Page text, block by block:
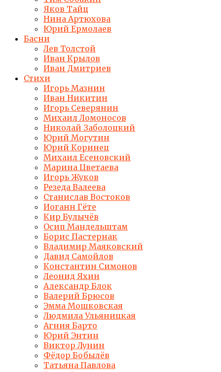
Яков Тайц
Нина Артюхова
Юрий Ермолаев
Басни
Лев Толстой
Иван Крылов
Иван Дмитриев
Стихи
Игорь Мазнин
Иван Никитин
Игорь Северянин
Михаил Ломоносов
Николай Заболоцкий
Юрий Могутин
Юрий Коринец
Михаил Есеновский
Марина Цветаева
Игорь Жуков
Резеда Валеева
Станислав Востоков
Иоганн Гёте
Кир Булычёв
Осип Мандельштам
Борис Пастернак
Владимир Маяковский
Давид Самойлов
Константин Симонов
Леонид Яхин
Александр Блок
Валерий Брюсов
Эмма Мошковская
Людмила Ульяницкая
Агния Барто
Юрий Энтин
Виктор Лунин
Фёдор Бобылёв
Татьяна Павлова